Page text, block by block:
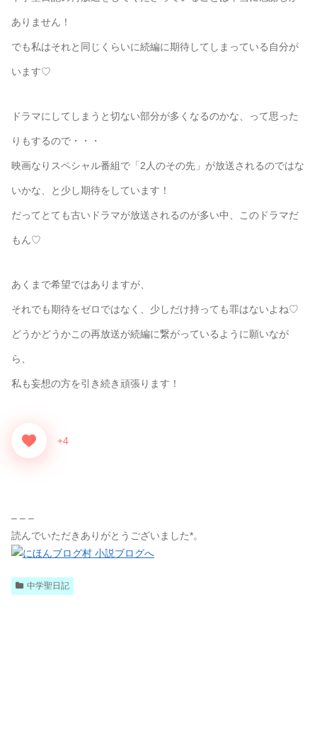
ありません！
でも私はそれと同じくらいに続編に期待してしまっている自分が
います♡
ドラマにしてしまうと切ない部分が多くなるのかな、って思った
りもするので・・・
映画なりスペシャル番組で「2人のその先」が放送されるのではな
いかな、と少し期待をしています！
だってとても古いドラマが放送されるのが多い中、このドラマだ
もん♡
あくまで希望ではありますが、
それでも期待をゼロではなく、少しだけ持っても罪はないよね♡
どうかどうかこの再放送が続編に繋がっているように願いなが
ら、
私も妄想の方を引き続き頑張ります！
+4
– – –
読んでいただきありがとうございました*。
中学聖日記